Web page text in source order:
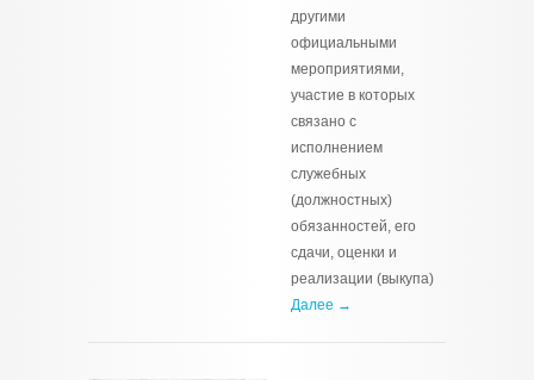
другими
официальными
мероприятиями,
участие в которых
связано с
исполнением
служебных
(должностных)
обязанностей, его
сдачи, оценки и
реализации (выкупа)
Далее →